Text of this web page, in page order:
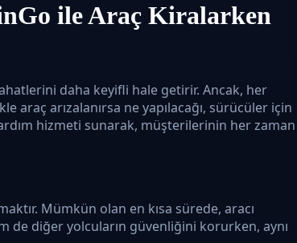
ile Araç Kiralarken
daha keyifli hale getirir. Ancak, her
arızalanırsa ne yapılacağı, sürücüler için
hizmeti sunarak, müşterilerinin her zaman
Mümkün olan en kısa sürede, aracı
diğer yolcuların güvenliğini korurken, aynı